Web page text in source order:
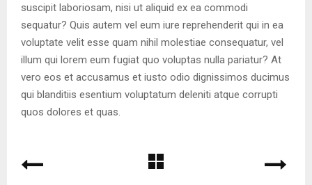
suscipit laboriosam, nisi ut aliquid ex ea commodi
sequatur? Quis autem vel eum iure reprehenderit qui in ea
voluptate velit esse quam nihil molestiae consequatur, vel
illum qui lorem eum fugiat quo voluptas nulla pariatur? At
vero eos et accusamus et iusto odio dignissimos ducimus
qui blanditiis esentium voluptatum deleniti atque corrupti
quos dolores et quas.